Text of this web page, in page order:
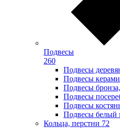
Подвесы
260
Подвесы
Подвесы
Подвесы
Подвесы
Подвесы
Подвесы белый
Кольца, перстни 72